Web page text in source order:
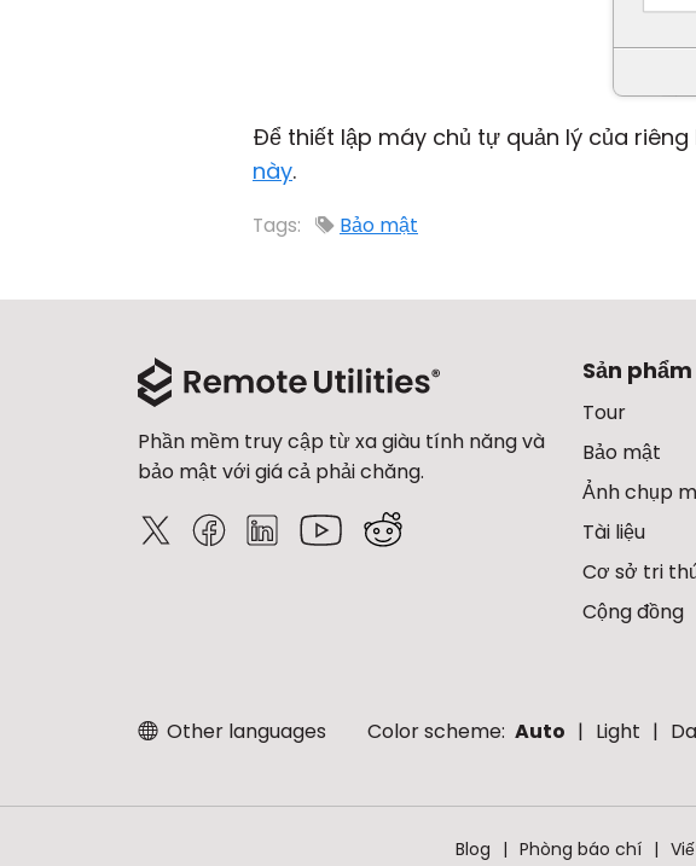
Để thiết lập máy chủ tự quản lý của riêng
này.
Tags: Bảo mật
Phần mềm truy cập từ xa giàu tính năng và
bảo mật với giá cả phải chăng.
Sản phẩm
Tour
Bảo mật
Ảnh chụp
Tài liệu
Cơ sở tri
Cộng đồng
Other languages Color scheme: Auto Light
Blog Phòng báo chí